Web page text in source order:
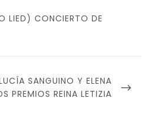
LIED) CONCIERTO DE
SANGUINO Y ELENA
PREMIOS REINA LETIZIA